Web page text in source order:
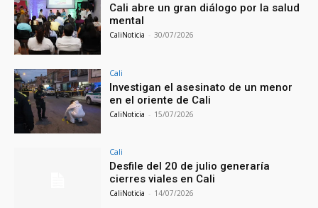
Cali abre un gran diálogo por la salud
mental
CaliNoticia - 30/07/2026
Cali
Investigan el asesinato de un menor
en el oriente de Cali
CaliNoticia - 15/07/2026
Cali
Desfile del 20 de julio generaría
cierres viales en Cali
CaliNoticia - 14/07/2026